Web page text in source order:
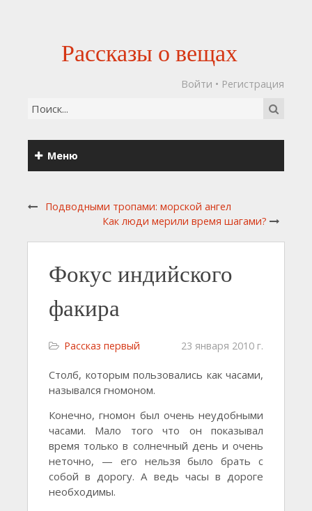
Рассказы о вещах
Войти • Регистрация
Меню
Подводными тропами: морской ангел
Как люди мерили время шагами?
Фокус индийского
факира
Рассказ первый 23 января 2010 г.
Столб, которым пользовались как часами,
назывался гномоном.
Конечно, гномон был очень неудобными
часами. Мало того что он показывал
время только в солнечный день и очень
неточно, — его нельзя было брать с
собой в дорогу. А ведь часы в дороге
необходимы.